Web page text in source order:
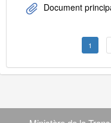
Document
1
Navigation